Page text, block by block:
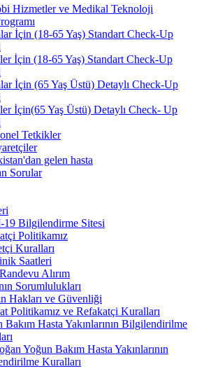
Hizmetler ve Medikal Teknoloji
İçin (18-65 Yaş) Standart Check-Up
İçin (18-65 Yaş) Standart Check-Up
İçin (65 Yaş Üstü) Detaylı Check-Up
İçin(65 Yaş Üstü) Detaylı Check- Up
Tetkikler
gelen hasta
Sorular
19 Bilgilendirme Sitesi
Politikamız
Kuralları
Saatleri
Alırım
Sorumlulukları
Hakları ve Güvenliği
Politikamız ve Refakatçi Kuralları
Bakım Hasta Yakınlarının Bilgilendirilme
Yoğun Bakım Hasta Yakınlarının
Kuralları